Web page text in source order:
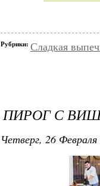
Рубрики: Сладкая
ПИРОГ С
Четверг, 26